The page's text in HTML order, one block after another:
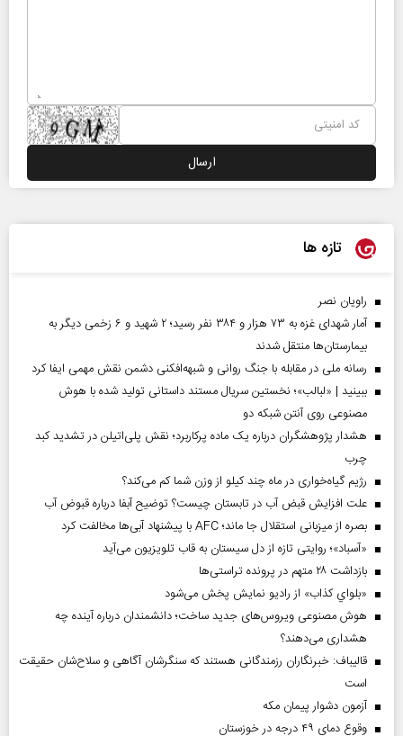
تازه ها
راویان نصر
آمار شهدای غزه به ۷۳ هزار و ۳۸۴ نفر رسید؛ ۲ شهید و ۶ زخمی دیگر به
بیمارستان‌ها منتقل شدند
رسانه ملی در مقابله با جنگ روانی و شبهه‌افکنی دشمن نقش مهمی ایفا کرد
ببینید | «لبالب»؛ نخستین سریال مستند داستانی تولید شده با هوش
مصنوعی روی آنتن شبکه دو
هشدار پژوهشگران درباره یک ماده پرکاربرد؛ نقش پلی‌اتیلن در تشدید کبد
چرب
رژیم گیاه‌خواری در ماه چند کیلو از وزن شما کم می‌کند؟
علت افزایش قبض آب در تابستان چیست؟ توضیح آبفا درباره قبوض آب
بصره از میزبانی استقلال جا ماند؛ AFC با پیشنهاد آبی‌ها مخالفت کرد
«آسباد»؛ روایتی تازه از دل سیستان به قاب تلویزیون می‌آید
بازداشت ۲۸ متهم در پرونده تراستی‌ها
«بلواي کذاب» از رادیو نمایش پخش می‌شود
هوش مصنوعی ویروس‌های جدید ساخت؛ دانشمندان درباره آینده چه
هشداری می‌دهند؟
قالیباف: خبرنگاران رزمندگانی هستند که سنگرشان آگاهی و سلاح‌شان حقیقت
است
آزمون دشوار پیمان مکه
وقوع دمای ۴۹ درجه در خوزستان